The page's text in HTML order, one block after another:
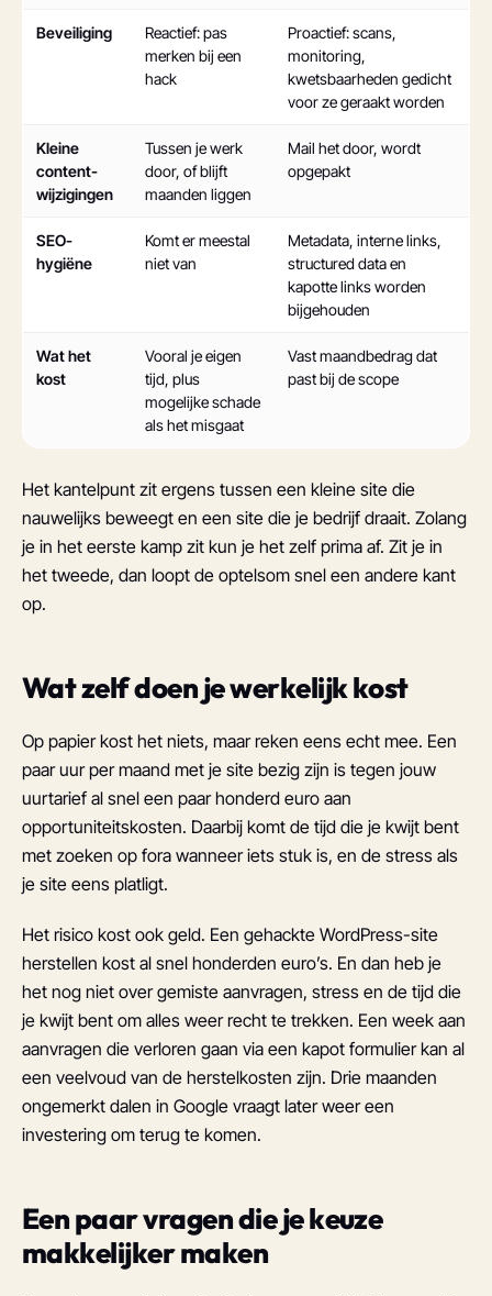
Beveiliging
Reactief: pas
merken bij een
hack
Proactief: scans,
monitoring,
kwetsbaarheden gedicht
voor ze geraakt worden
Kleine
content-
wijzigingen
Tussen je werk
door, of blijft
maanden liggen
Mail het door, wordt
opgepakt
SEO-
hygiëne
Komt er meestal
niet van
Metadata, interne links,
structured data en
kapotte links worden
bijgehouden
Wat het
kost
Vooral je eigen
tijd, plus
mogelijke schade
als het misgaat
Vast maandbedrag dat
past bij de scope
Het kantelpunt zit ergens tussen een kleine site die
nauwelijks beweegt en een site die je bedrijf draait. Zolang
je in het eerste kamp zit kun je het zelf prima af. Zit je in
het tweede, dan loopt de optelsom snel een andere kant
op.
Wat zelf doen je werkelijk kost
Op papier kost het niets, maar reken eens echt mee. Een
paar uur per maand met je site bezig zijn is tegen jouw
uurtarief al snel een paar honderd euro aan
opportuniteitskosten. Daarbij komt de tijd die je kwijt bent
met zoeken op fora wanneer iets stuk is, en de stress als
je site eens platligt.
Het risico kost ook geld. Een gehackte WordPress-site
herstellen kost al snel honderden euro’s. En dan heb je
het nog niet over gemiste aanvragen, stress en de tijd die
je kwijt bent om alles weer recht te trekken. Een week aan
aanvragen die verloren gaan via een kapot formulier kan al
een veelvoud van de herstelkosten zijn. Drie maanden
ongemerkt dalen in Google vraagt later weer een
investering om terug te komen.
Een paar vragen die je keuze
makkelijker maken